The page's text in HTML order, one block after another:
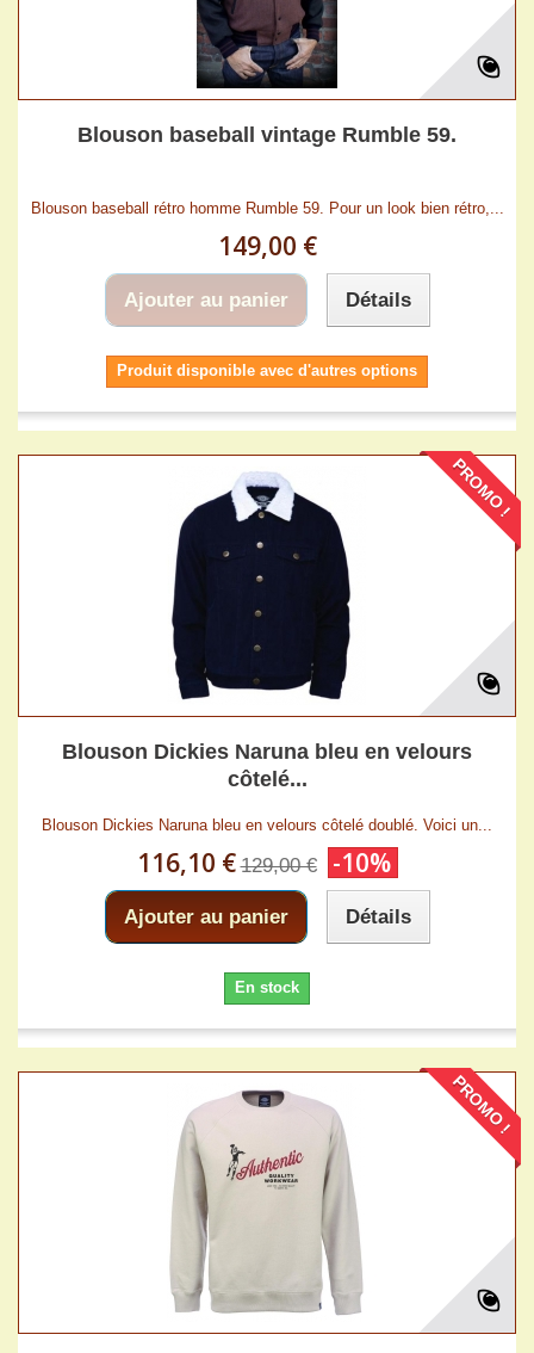
Blouson baseball vintage Rumble 59.
Blouson baseball rétro homme Rumble 59. Pour un look bien rétro,...
149,00 €
Ajouter au panier Détails
Produit disponible avec d'autres options
PROMO !
Blouson Dickies Naruna bleu en velours
côtelé...
Blouson Dickies Naruna bleu en velours côtelé doublé. Voici un...
116,10 € 129,00 € -10%
Ajouter au panier Détails
En stock
PROMO !